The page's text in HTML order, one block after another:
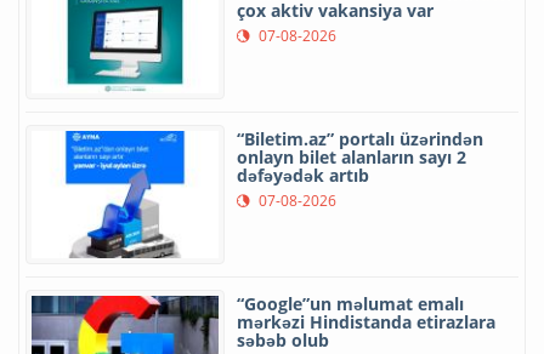
çox aktiv vakansiya var
07-08-2026
“Biletim.az” portalı üzərindən
onlayn bilet alanların sayı 2
dəfəyədək artıb
07-08-2026
“Google”un məlumat emalı
mərkəzi Hindistanda etirazlara
səbəb olub